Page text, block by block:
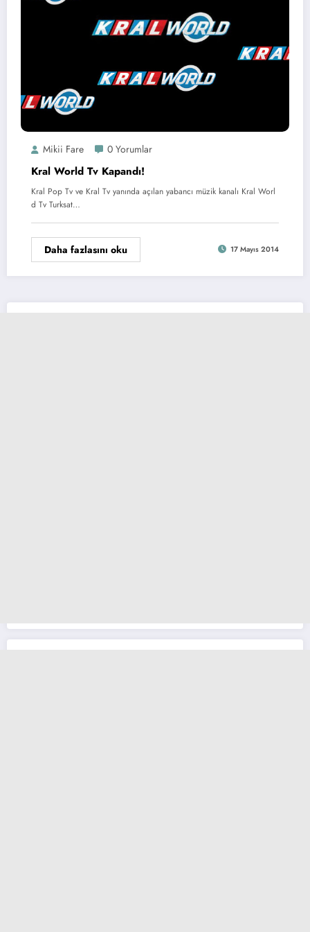
Mikii Fare 0 Yorumlar
Kral World Tv Kapandı!
Kral Pop Tv ve Kral Tv yanında açılan yabancı müzik kanalı Kral Worl
d Tv Turksat…
Daha fazlasını oku 17 Mayıs 2014